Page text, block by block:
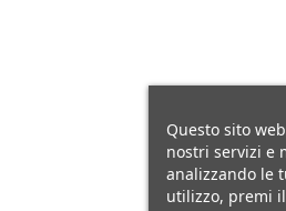
Questo sito
nostri servizi e
analizzando le
utilizzo, premi